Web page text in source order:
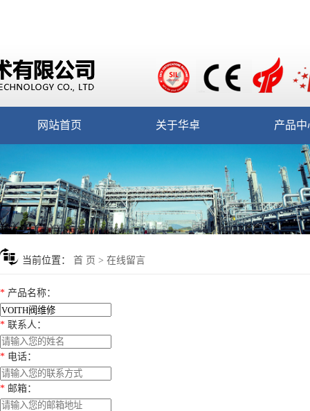
网站首页 关于华卓 产品中
当前位置： 首 页 > 在线留言
* 产品名称：
* 联系人 ：
* 电话：
* 邮箱：